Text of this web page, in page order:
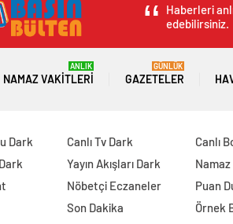
0
BEĞENDİM ABONE OL News
kuvvetleri kumandanı General
filmin hem Fenerbahçe için önem
olduğunu belirterek, “Bildiğim